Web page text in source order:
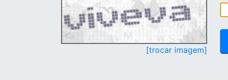
[trocar imagem]